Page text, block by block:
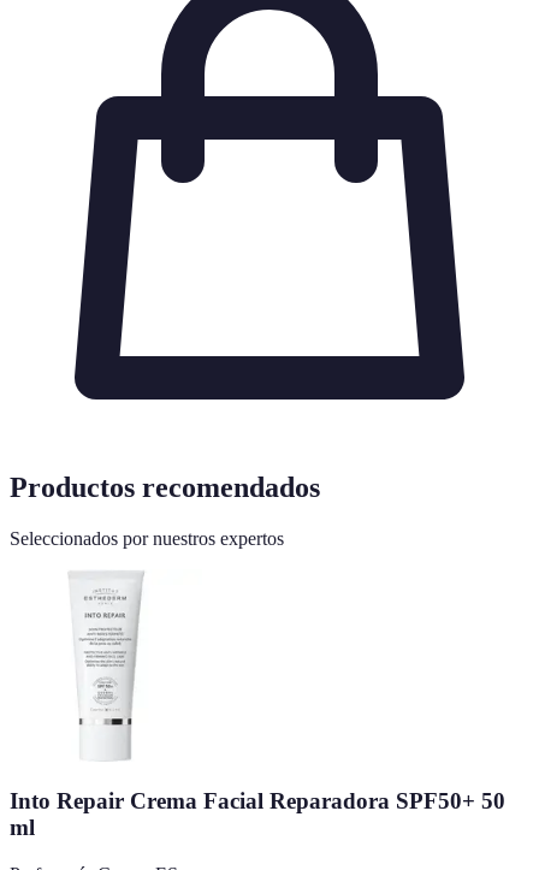
Productos recomendados
Seleccionados por nuestros expertos
Into Repair Crema Facial Reparadora SPF50+ 50
ml